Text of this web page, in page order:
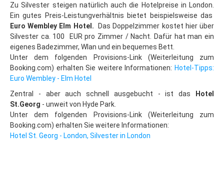
Stadt Jesenik
Mala Moravka
Praded
Cernohorske Sedlo
Erzgebirge
Last Minute
Bozi Dar
Zu Silvester steigen natürlich auch die Hotelpreise in London.
Ein gutes Preis-Leistungverhältnis bietet beispielsweise das
Euro Wembley Elm Hotel. Das Doppelzimmer kostet hier über
Silvester ca. 100 EUR pro Zimmer / Nacht. Dafür hat man ein
eigenes Badezimmer, Wlan und ein bequemes Bett.
Unter dem folgenden Provisions-Link (Weiterleitung zum
Booking.com) erhalten Sie weitere Informationen: Hotel-Tipps:
Euro Wembley - Elm Hotel
Zentral - aber auch schnell ausgebucht - ist das Hotel
St.Georg - unweit von Hyde Park.
Unter dem folgenden Provisions-Link (Weiterleitung zum
Booking.com) erhalten Sie weitere Informationen:
Hotel St. Georg - London, Silvester in London